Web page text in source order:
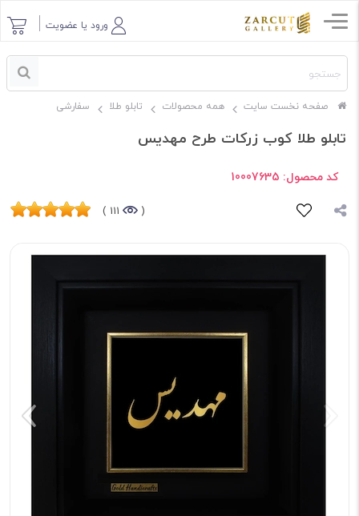
ورود یا عضویت
صفحه نخست سایت همه محصولات تابلو طلا سفارشی
تابلو طلا کوب زرکات طرح مهدیس
کد محصول: 10007635
(
111 )